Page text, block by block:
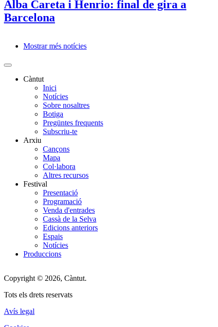
Alba Careta i Henrio: final de gira a
Barcelona
Mostrar més notícies
Càntut
Inici
Notícies
Sobre nosaltres
Botiga
Pregüntes frequents
Subscriu-te
Arxiu
Cançons
Mapa
Col·labora
Altres recursos
Festival
Presentació
Programació
Venda d'entrades
Cassà de la Selva
Edicions anteriors
Espais
Notícies
Produccions
Copyright © 2026, Càntut.
Tots els drets reservats
Avís legal